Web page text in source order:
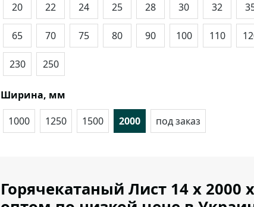
20 22 24 25 28 30 32
65 70 75 80 90 100 110
230 250
Ширина, мм
1000
1250 1500 2000 под заказ
Горячекатаный Лист 14 х 2000